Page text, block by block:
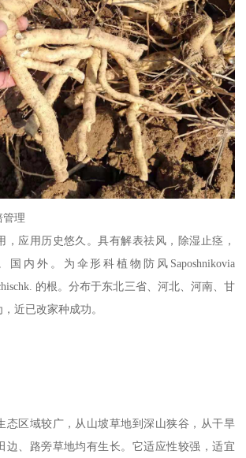
管理
，应用历史悠久。具有解表祛风，除湿止痉，
内外。为伞形科植物防风Saposhnikovia
的根。分布于东北三省、河北、河南、甘
近已改家种成功。
态区域较广，从山坡草地到深山狭谷，从干旱
边、路旁草地均有生长。它适应性较强，适宜